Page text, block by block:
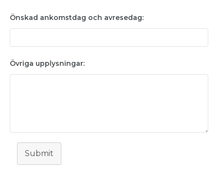
Önskad ankomstdag och avresedag:
Övriga upplysningar:
Submit